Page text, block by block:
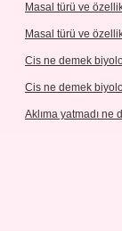
Masal türü ve
Masal türü ve
Cis ne demek
Cis ne demek
Aklıma yatmadı ne